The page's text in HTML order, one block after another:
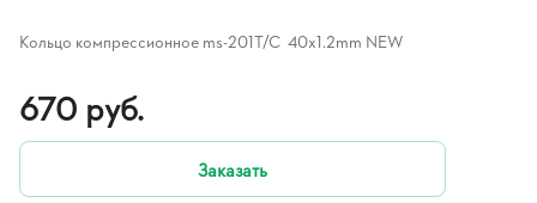
Кольцо компрессионное ms-201T/C 40x1.2mm NEW
670 руб.
Заказать